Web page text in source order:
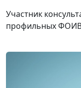
Участник
профильных